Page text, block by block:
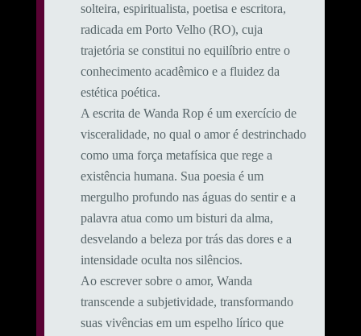
solteira, espiritualista, poetisa e escritora,
radicada em Porto Velho (RO), cuja
trajetória se constitui no equilíbrio entre o
conhecimento acadêmico e a fluidez da
estética poética.
A escrita de Wanda Rop é um exercício de
visceralidade, no qual o amor é destrinchado
como uma força metafísica que rege a
existência humana. Sua poesia é um
mergulho profundo nas águas do sentir e a
palavra atua como um bisturi da alma,
desvelando a beleza por trás das dores e a
intensidade oculta nos silêncios.
Ao escrever sobre o amor, Wanda
transcende a subjetividade, transformando
suas vivências em um espelho lírico que